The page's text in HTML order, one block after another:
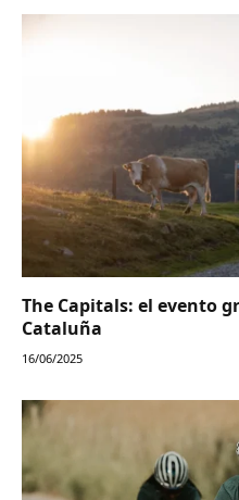
The Capitals: el evento
Cataluña
16/06/2025